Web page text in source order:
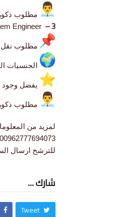
مطلوب
3 –
مطلوب نقل
الجنسيات
يفضل وجود
مطلوب
لمزيد من
00962777694073 –
للترشح ارسال
شارك ...
Tweet